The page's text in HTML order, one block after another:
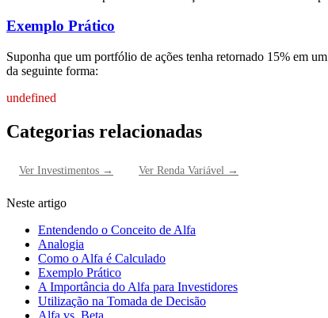
Exemplo Prático
Suponha que um portfólio de ações tenha retornado 15% em
da seguinte forma:
undefined
Categorias relacionadas
Ver Investimentos → Ver Renda Variável →
Neste artigo
Entendendo o Conceito de Alfa
Analogia
Como o Alfa é Calculado
Exemplo Prático
A Importância do Alfa para Investidores
Utilização na Tomada de Decisão
Alfa vs. Beta